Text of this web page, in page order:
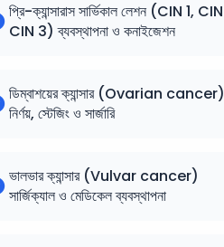
প্রি-ক্যান্সারাস সার্ভিকাল লেশন (CIN 1,
CIN 3) ব্যবস্থাপনা ও কনাইজেশন
ডিম্বাশয়ের ক্যান্সার (Ovarian cancer)
নির্ণয়, স্টেজিং ও সার্জারি
ভালভার ক্যান্সার (Vulvar cancer)
সার্জিক্যাল ও মেডিকেল ব্যবস্থাপনা